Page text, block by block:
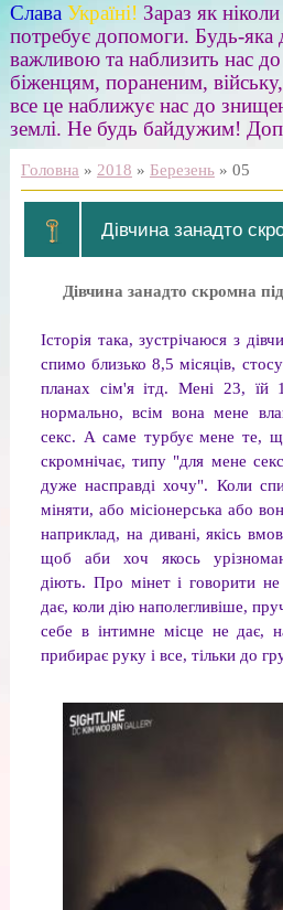
Слава Україні! Зараз як
потребує допомоги. Будь-яка
важливою та наблизить нас
біженцям, пораненим,
все це наближує нас до
землі. Не будь байдужим!
Головна » 2018 » Березень » 05
Дівчина занадто
Дівчина занадто скромна
Історія така, зустрічаюся з
спимо близько 8,5 місяців,
планах сім'я ітд. Мені 23,
нормально, всім вона мене
секс. А саме турбує мене те,
скромнічає, типу "для мене
дуже насправді хочу". Коли
міняти, або місіонерська або
наприклад, на дивані, якісь
щоб аби хоч якось
діють. Про мінет і говорити
дає, коли дію наполегливіше,
себе в інтимне місце не дає,
прибирає руку і все, тільки до